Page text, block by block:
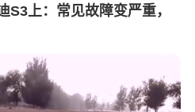
S3上：常见故障变严重，